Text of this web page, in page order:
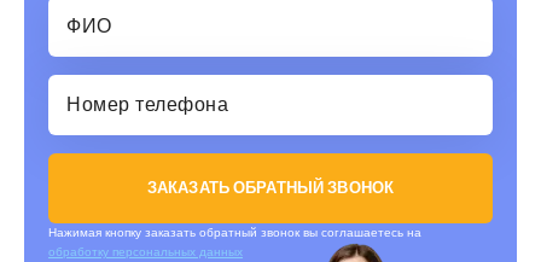
ЗАКАЗАТЬ ОБРАТНЫЙ ЗВОНОК
Нажимая кнопку заказать обратный звонок вы соглашаетесь на
обработку персональных данных